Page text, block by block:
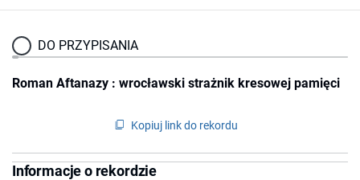
DO PRZYPISANIA
Roman Aftanazy : wrocławski strażnik kresowej pamięci
Kopiuj link do rekordu
Informacje o rekordzie